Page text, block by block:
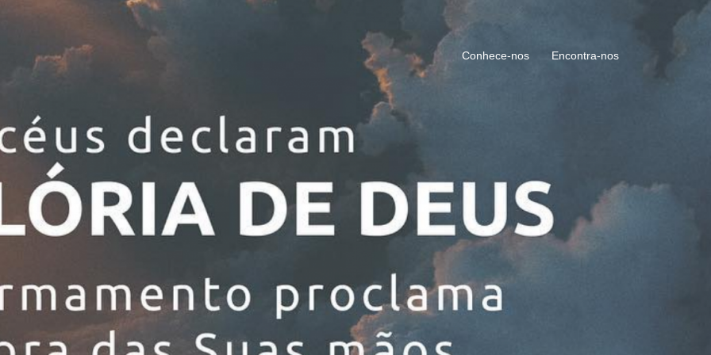
Conhece-nos Encontra-nos